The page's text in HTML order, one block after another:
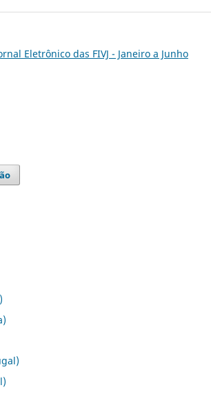
Eletrônico das FIVJ - Janeiro a Junho